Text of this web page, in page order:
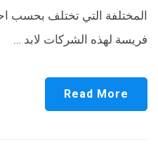
المختلفة التي تختلف بحسب
فريسة لهذه الشركات لابد …
Read More